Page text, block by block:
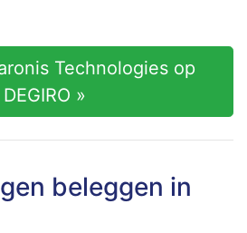
Technologies op
DEGIRO »
beleggen in